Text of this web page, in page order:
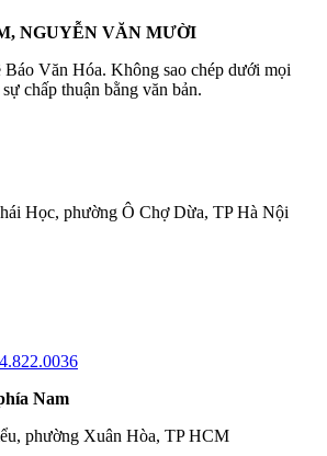
NGUYỄN VĂN MƯỜI
Văn Hóa. Không sao chép dưới mọi
chấp thuận bằng văn bản.
Học, phường Ô Chợ Dừa, TP Hà Nội
Nam
phường Xuân Hòa, TP HCM